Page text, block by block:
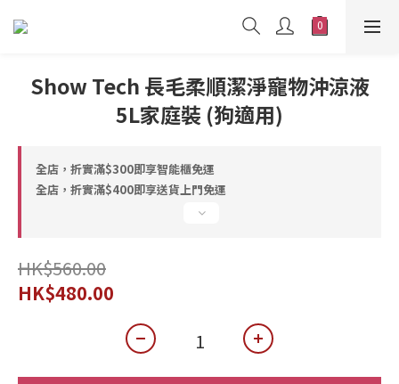
Show Tech 長毛柔順潔淨寵物沖涼液
5L家庭裝 (狗適用)
全店，折實滿$300即享智能櫃免運
全店，折實滿$400即享送貨上門免運
HK$560.00
HK$480.00